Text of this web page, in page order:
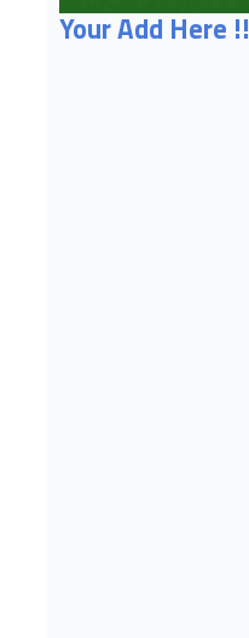
Your Add Here !!